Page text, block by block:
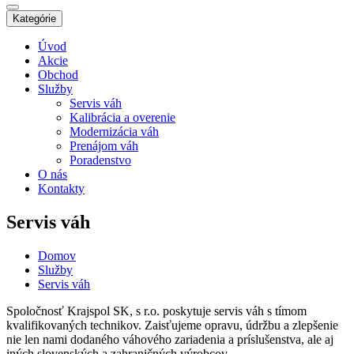
Kategórie
Úvod
Akcie
Obchod
Služby
Servis váh
Kalibrácia a overenie
Modernizácia váh
Prenájom váh
Poradenstvo
O nás
Kontakty
Servis váh
Domov
Služby
Servis váh
Spoločnosť Krajspol SK, s r.o. poskytuje servis váh s tímom
kvalifikovaných technikov. Zaisťujeme opravu, údržbu a zlepšenie
nie len nami dodaného váhového zariadenia a príslušenstva, ale aj